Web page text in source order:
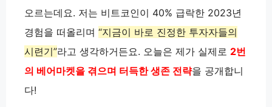
오르는데요. 저는 비트코인이 40% 급락한 2023년
경험을 떠올리며 “지금이 바로 진정한 투자자들의
시련기”라고 생각하거든요. 오늘은 제가 실제로 2번
의 베어마켓을 겪으며 터득한 생존 전략을 공개합니
다!